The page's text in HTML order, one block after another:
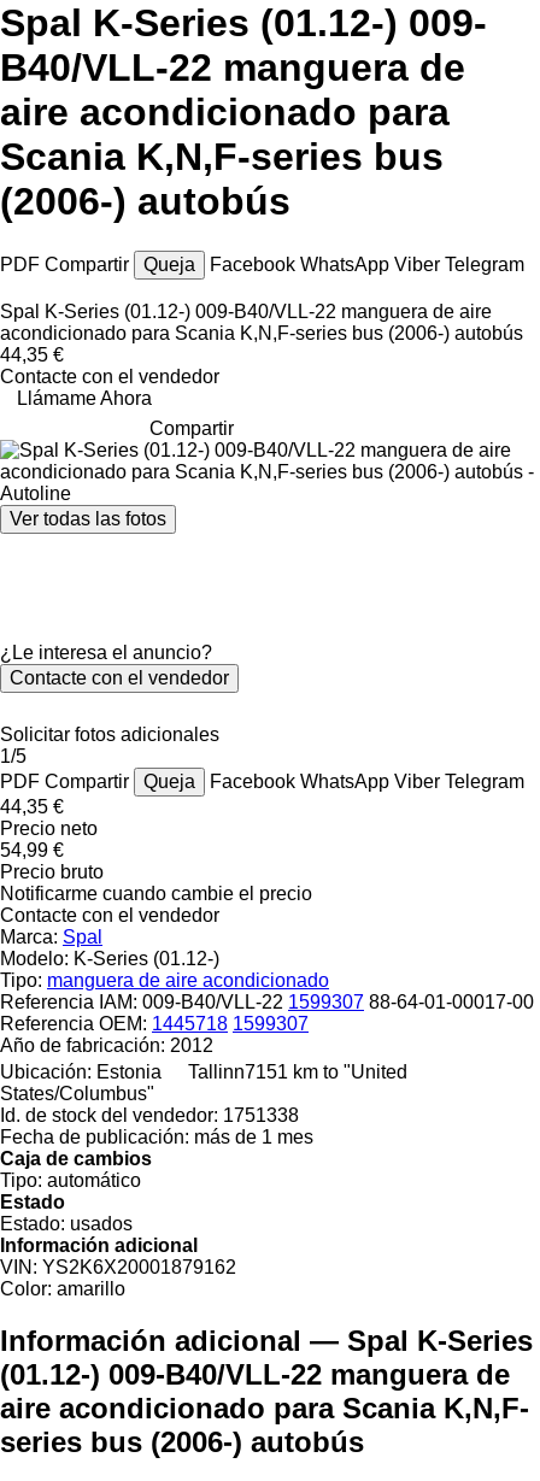
Spal K-Series (01.12-) 009-
B40/VLL-22 manguera de
aire acondicionado para
Scania K,N,F-series bus
(2006-) autobús
PDF Compartir Queja Facebook WhatsApp Viber Telegram
Spal K-Series (01.12-) 009-B40/VLL-22 manguera de aire
acondicionado para Scania K,N,F-series bus (2006-) autobús
44,35 €
Contacte con el vendedor
Llámame Ahora
Compartir
Ver todas las fotos
¿Le interesa el anuncio?
Contacte con el vendedor
Solicitar fotos adicionales
1/5
PDF Compartir Queja Facebook WhatsApp Viber Telegram
44,35 €
Precio neto
54,99 €
Precio bruto
Notificarme cuando cambie el precio
Contacte con el vendedor
Marca: Spal
Modelo: K-Series (01.12-)
Tipo: manguera de aire acondicionado
Referencia IAM: 009-B40/VLL-22 1599307 88-64-01-00017-00
Referencia OEM: 1445718 1599307
Año de fabricación: 2012
Ubicación: Estonia Tallinn7151 km to "United
States/Columbus"
Id. de stock del vendedor: 1751338
Fecha de publicación: más de 1 mes
Caja de cambios
Tipo: automático
Estado
Estado: usados
Información adicional
VIN: YS2K6X20001879162
Color: amarillo
Información adicional — Spal K-Series
(01.12-) 009-B40/VLL-22 manguera de
aire acondicionado para Scania K,N,F-
series bus (2006-) autobús